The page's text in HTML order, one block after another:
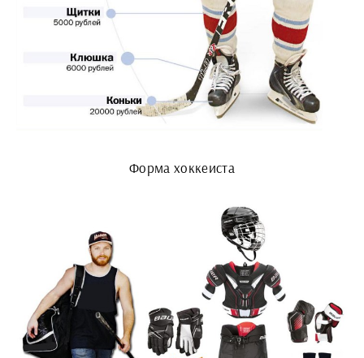
Форма хоккеиста